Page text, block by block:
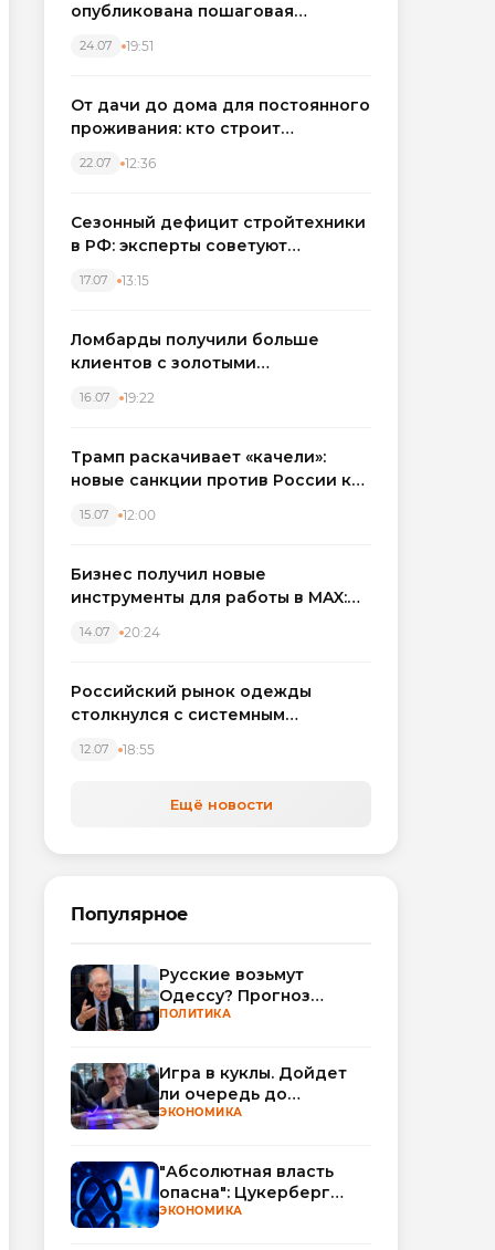
опубликована пошаговая
налоговых льгот для инвесторов
24.07 19:51
От дачи до дома для постоянного
проживания: кто строит
Западном регионе
22.07 12:36
Сезонный дефицит стройтехники
в РФ: эксперты советуют
17.07 13:15
Ломбарды получили больше
клиентов с золотыми
вырос на фоне подорожания
16.07 19:22
Трамп раскачивает «качели»:
новые санкции против России как
15.07 12:00
Бизнес получил новые
инструменты для работы в MAX:
автоматизируют обработку
14.07 20:24
Российский рынок одежды
столкнулся с системным
12.07 18:55
Ещё новости
Популярное
Русские возьмут
Одессу? Прогноз
Миршаймера
ПОЛИТИКА
Игра в куклы. Дойдет
ли очередь до
Миллера?
ЭКОНОМИКА
"Абсолютная власть
опасна": Цукерберг
резко критикует OpenAI
ЭКОНОМИКА